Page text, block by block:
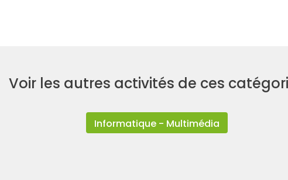
Voir les autres activités de ces
Informatique - Multimédia